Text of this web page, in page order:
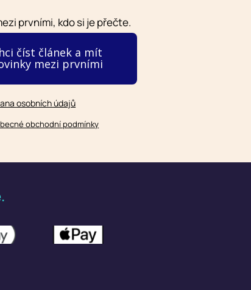
prvními, kdo si je přečte.
číst článek a mít
mezi prvními
osobních údajů
obchodní podmínky